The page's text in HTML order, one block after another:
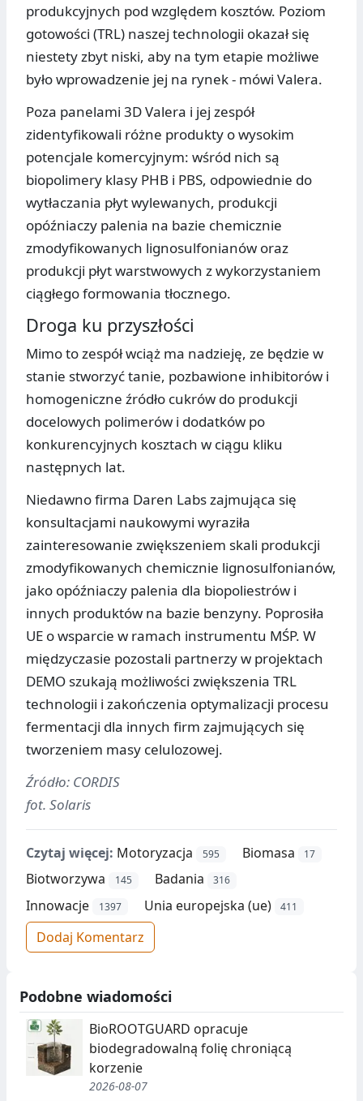
produkcyjnych pod względem kosztów. Poziom
gotowości (TRL) naszej technologii okazał się
niestety zbyt niski, aby na tym etapie możliwe
było wprowadzenie jej na rynek - mówi Valera.
Poza panelami 3D Valera i jej zespół
zidentyfikowali różne produkty o wysokim
potencjale komercyjnym: wśród nich są
biopolimery klasy PHB i PBS, odpowiednie do
wytłaczania płyt wylewanych, produkcji
opóźniaczy palenia na bazie chemicznie
zmodyfikowanych lignosulfonianów oraz
produkcji płyt warstwowych z wykorzystaniem
ciągłego formowania tłocznego.
Droga ku przyszłości
Mimo to zespół wciąż ma nadzieję, ze będzie w
stanie stworzyć tanie, pozbawione inhibitorów i
homogeniczne źródło cukrów do produkcji
docelowych polimerów i dodatków po
konkurencyjnych kosztach w ciągu kliku
następnych lat.
Niedawno firma Daren Labs zajmująca się
konsultacjami naukowymi wyraziła
zainteresowanie zwiększeniem skali produkcji
zmodyfikowanych chemicznie lignosulfonianów,
jako opóźniaczy palenia dla biopoliestrów i
innych produktów na bazie benzyny. Poprosiła
UE o wsparcie w ramach instrumentu MŚP. W
międzyczasie pozostali partnerzy w projektach
DEMO szukają możliwości zwiększenia TRL
technologii i zakończenia optymalizacji procesu
fermentacji dla innych firm zajmujących się
tworzeniem masy celulozowej.
Źródło: CORDIS
fot. Solaris
Czytaj więcej: Motoryzacja 595 Biomasa 17
Biotworzywa 145 Badania 316
Innowacje 1397 Unia europejska (ue) 411
Dodaj Komentarz
Podobne wiadomości
BioROOTGUARD opracuje
biodegradowalną folię chroniącą
korzenie
2026-08-07